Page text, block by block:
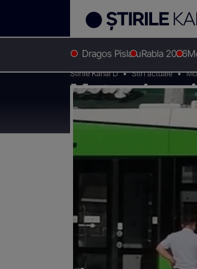
Dragos PislaruRabla 2026
Stirile Kanal D Stiri actuale
Motorul
Capitală.